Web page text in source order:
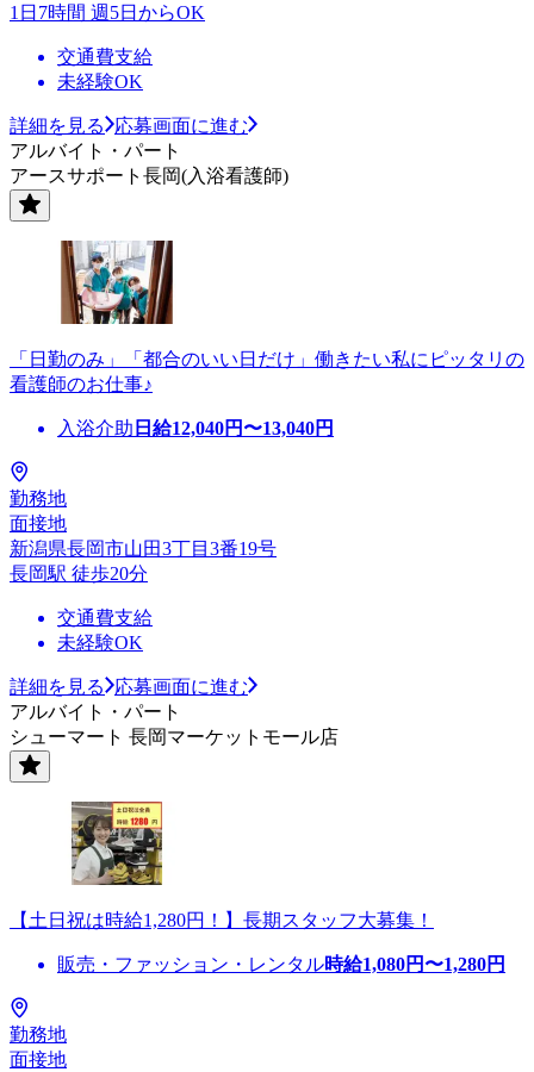
1日7時間 週5日からOK
交通費支給
未経験OK
詳細を見る
応募画面に進む
アルバイト・パート
アースサポート長岡(入浴看護師)
「日勤のみ」「都合のいい日だけ」働きたい私にピッタリの
看護師のお仕事♪
入浴介助 日給12,040円〜13,040円
勤務地
面接地
新潟県長岡市山田3丁目3番19号
長岡駅 徒歩20分
交通費支給
未経験OK
詳細を見る
応募画面に進む
アルバイト・パート
シューマート 長岡マーケットモール店
【土日祝は時給1,280円！】長期スタッフ大募集！
販売・ファッション・レンタル時給1,080円〜1,280円
勤務地
面接地